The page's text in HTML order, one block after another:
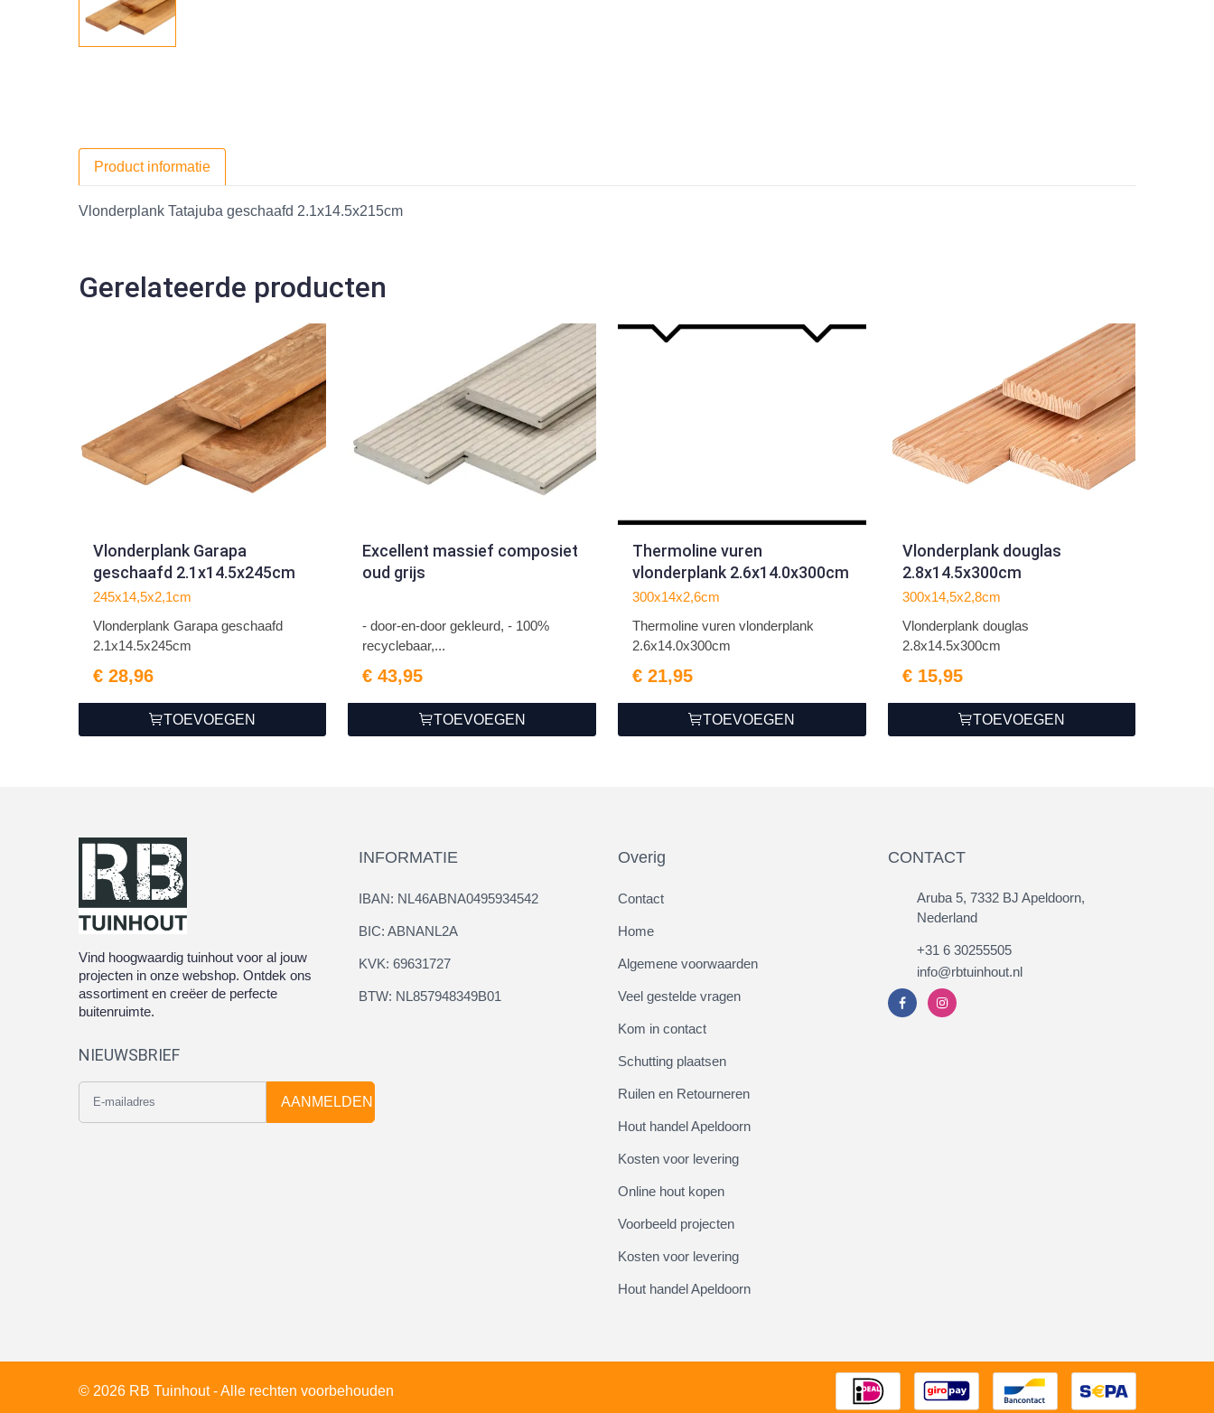
Product informatie
Vlonderplank Tatajuba geschaafd 2.1x14.5x215cm
Gerelateerde producten
Vlonderplank Garapa
geschaafd 2.1x14.5x245cm
245x14,5x2,1cm
Vlonderplank Garapa geschaafd
2.1x14.5x245cm
€ 28,96
TOEVOEGEN
Excellent massief composiet
oud grijs
- door-en-door gekleurd, - 100%
recyclebaar,...
€ 43,95
TOEVOEGEN
Thermoline vuren
vlonderplank 2.6x14.0x300cm
300x14x2,6cm
Thermoline vuren vlonderplank
2.6x14.0x300cm
€ 21,95
TOEVOEGEN
Vlonderplank douglas
2.8x14.5x300cm
300x14,5x2,8cm
Vlonderplank douglas
2.8x14.5x300cm
€ 15,95
TOEVOEGEN
Vind hoogwaardig tuinhout voor al jouw
projecten in onze webshop. Ontdek ons
assortiment en creëer de perfecte
buitenruimte.
NIEUWSBRIEF
AANMELDEN
INFORMATIE
IBAN: NL46ABNA0495934542
BIC: ABNANL2A
KVK: 69631727
BTW: NL857948349B01
Overig
Contact
Home
Algemene voorwaarden
Veel gestelde vragen
Kom in contact
Schutting plaatsen
Ruilen en Retourneren
Hout handel Apeldoorn
Kosten voor levering
Online hout kopen
Voorbeeld projecten
Kosten voor levering
Hout handel Apeldoorn
CONTACT
Aruba 5, 7332 BJ Apeldoorn,
Nederland
+31 6 30255505
info@rbtuinhout.nl
© 2026 RB Tuinhout - Alle rechten voorbehouden